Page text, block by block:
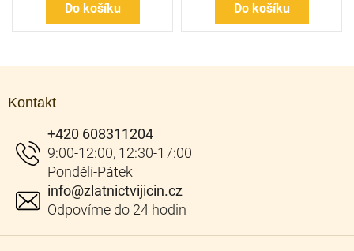
Do košíku Do košíku
Kontakt
info@zlatnictvijicin.cz
+420 608311204